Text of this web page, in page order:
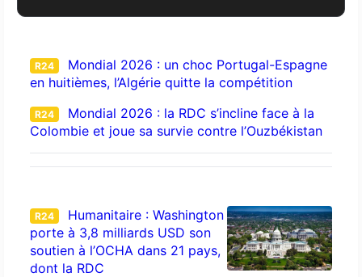
R24
Mondial 2026 : un choc Portugal-Espagne
en huitièmes, l’Algérie quitte la compétition
R24
Mondial 2026 : la RDC s’incline face à la
Colombie et joue sa survie contre l’Ouzbékistan
R24
Humanitaire : Washington
porte à 3,8 milliards USD son
soutien à l’OCHA dans 21 pays,
dont la RDC